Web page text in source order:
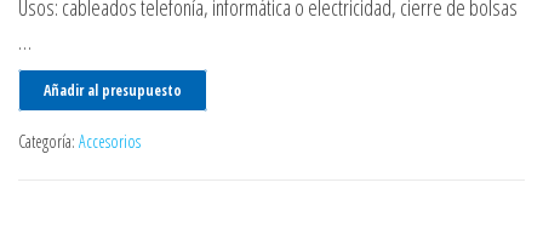
Usos: cableados telefonía, informática o electricidad, cierre de bolsas
…
Añadir al presupuesto
Categoría: Accesorios